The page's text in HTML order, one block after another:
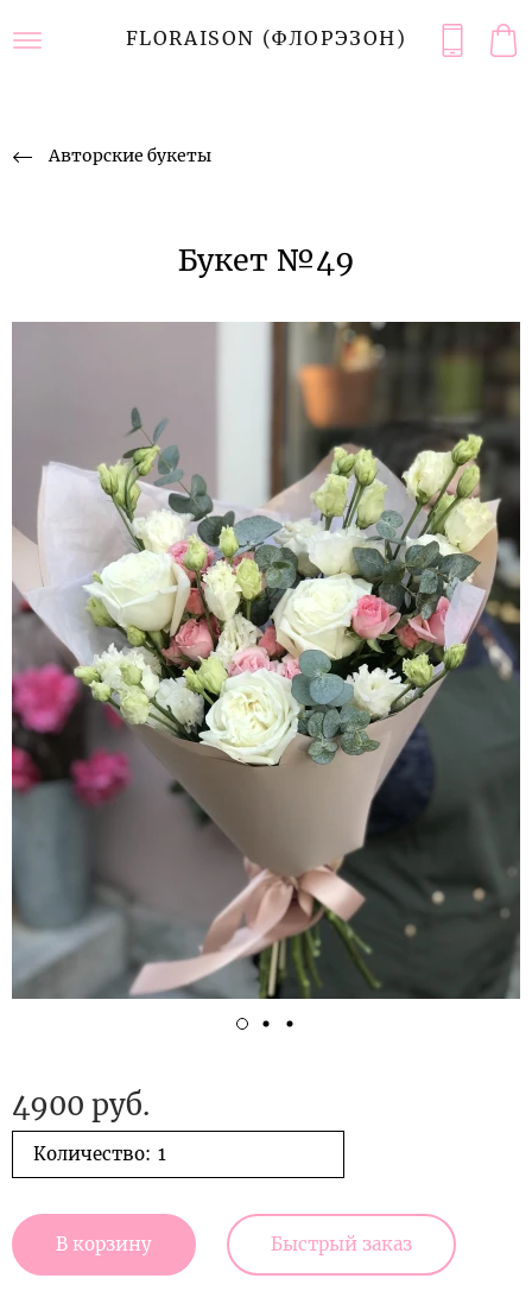
FLORAISON (ФЛОРЭЗОН)
Авторские букеты
Букет №49
4900 руб.
Количество:
В корзину Быстрый заказ